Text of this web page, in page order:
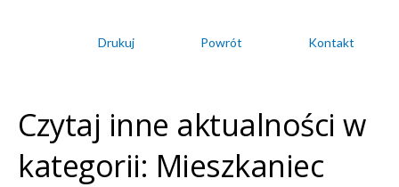
Drukuj Powrót Kontakt
Czytaj inne aktualności w
kategorii: Mieszkaniec